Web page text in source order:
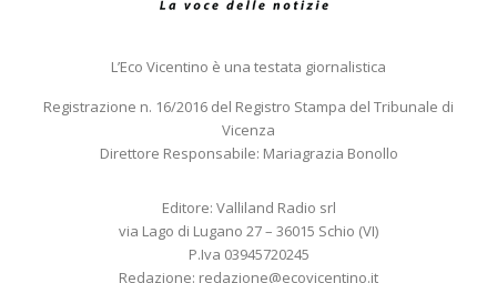
L’Eco Vicentino è una testata giornalistica
Registrazione n. 16/2016 del Registro Stampa del Tribunale di
Vicenza
Direttore Responsabile: Mariagrazia Bonollo
Editore: Valliland Radio srl
via Lago di Lugano 27 – 36015 Schio (VI)
P.Iva 03945720245
Redazione: redazione@ecovicentino.it